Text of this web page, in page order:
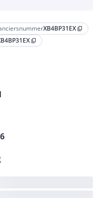
XB4BP31EX content_copy
content_copy